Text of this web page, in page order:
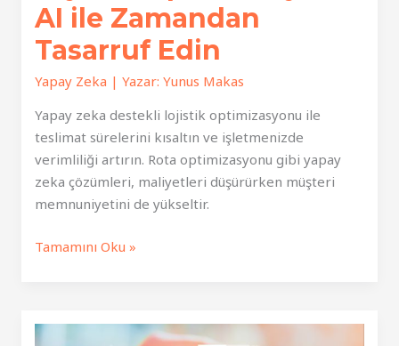
Çözümleri
AI ile Zamandan
Tasarruf Edin
Yapay Zeka | Yazar: Yunus Makas
Yapay zeka destekli lojistik optimizasyonu ile
teslimat sürelerini kısaltın ve işletmenizde
verimliliği artırın. Rota optimizasyonu gibi yapay
zeka çözümleri, maliyetleri düşürürken müşteri
memnuniyetini de yükseltir.
Lojistik
Zamandan
Tamamını Oku »